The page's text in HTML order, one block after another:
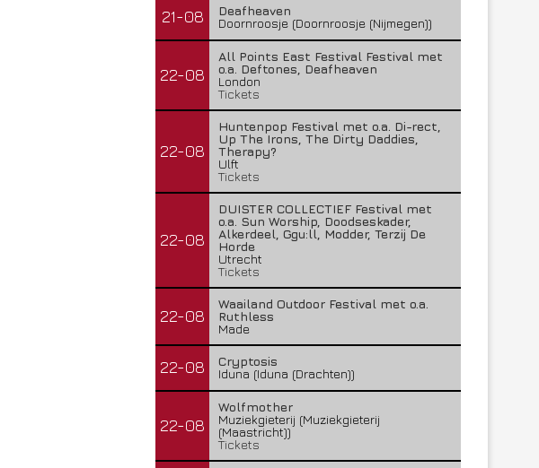
21-08
Deafheaven
Doornroosje (Doornroosje (Nijmegen))
22-08
All Points East Festival Festival met
o.a. Deftones, Deafheaven
London
Tickets
22-08
Huntenpop Festival met o.a. Di-rect,
Up The Irons, The Dirty Daddies,
Therapy?
Ulft
Tickets
22-08
DUISTER COLLECTIEF Festival met
o.a. Sun Worship, Doodseskader,
Alkerdeel, Ggu:ll, Modder, Terzij De
Horde
Utrecht
Tickets
22-08
Waailand Outdoor Festival met o.a.
Ruthless
Made
22-08
Cryptosis
Iduna (Iduna (Drachten))
22-08
Wolfmother
Muziekgieterij (Muziekgieterij
(Maastricht))
Tickets